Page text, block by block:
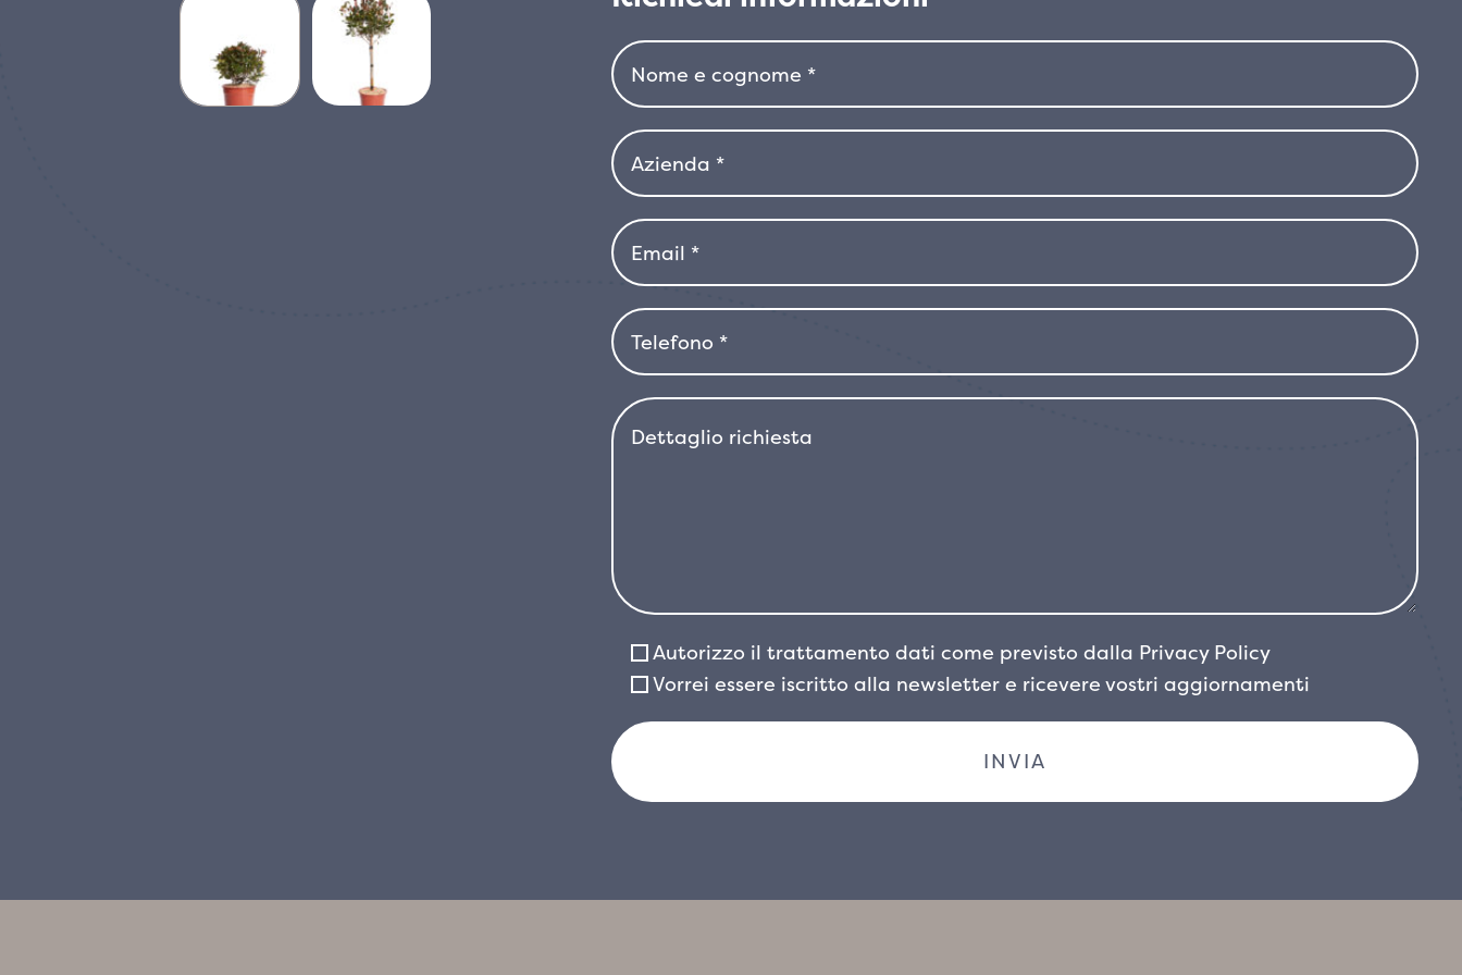
stagionale.
Photinia x fraseri ‘Little Red Robin’ è una pianta facile da coltivare e mantenere.
Adatta a terreni ben drenati e favorevole a una posizione soleggiata o di
mezz’ombra, questa cultivar è resistente al vento e alla salsedine, il che la rende
perfetta per giardini costieri e ambienti ventosi. Sebbene tolleri i climi più freddi,
piantarla in posizioni più riparate.
Con la sua resistenza, il colore vivace delle foglie nuove e la facilità di coltivazione,
Photinia x fraseri ‘Little Red Robin’ è una scelta ideale per chi cerca una pianta
ornamentale che aggiunga colore e interesse durante tutto l’anno, senza
richiedere molta manutenzione.
quantità
Autorizzo il trattamento dati come previsto dalla Privacy Policy
Vorrei essere iscritto alla newsletter e ricevere vostri aggiornamenti